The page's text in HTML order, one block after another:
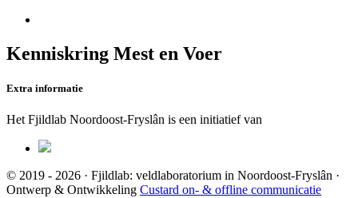
Kenniskring Mest en Voer
Extra informatie
Het Fjildlab Noordoost-Fryslân is een initiatief van
© 2019 - 2026 · Fjildlab: veldlaboratorium in Noordoost-Fryslân ·
Ontwerp & Ontwikkeling Custard on- & offline communicatie